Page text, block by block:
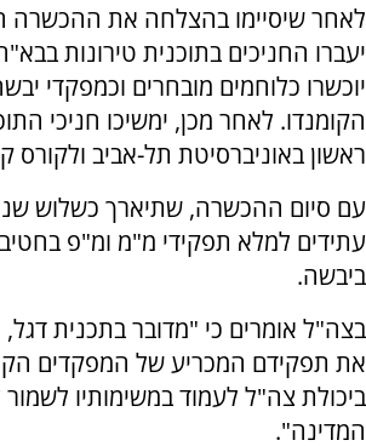
לאחר שיסיימו בהצלחה את ההכשרה
יעברו החניכים בתוכנית טירונות
יוכשרו כלוחמים מובחרים וכמפקדי
הקומנדו. לאחר מכן, ימשיכו חניכי
ראשון באוניברסיטת תל-אביב ולקורס
עם סיום ההכשרה, שתיארך כשלוש
עתידים למלא תפקידי מ"מ ומ"פ
ביבשה.
בצה"ל אומרים כי "מדובר בתכנית
את תפקידם המכריע של המפקדים
ביכולת צה"ל לעמוד במשימותיו לשמור
המדינה".